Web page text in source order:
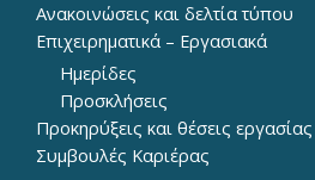
Ανακοινώσεις και δελτία τύπου
Επιχειρηματικά – Εργασιακά
Ημερίδες
Προσκλήσεις
Προκηρύξεις και θέσεις εργασίας
Συμβουλές Καριέρας